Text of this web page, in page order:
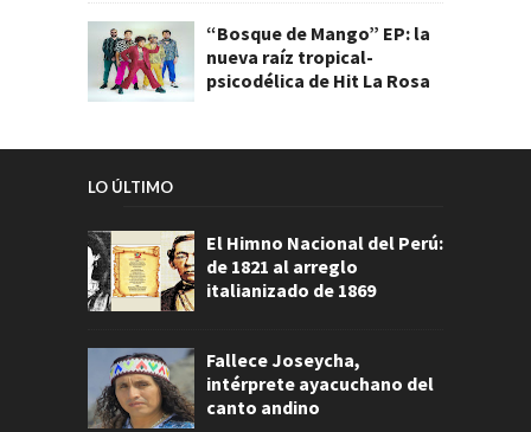
“Bosque de Mango” EP: la
nueva raíz tropical-
psicodélica de Hit La Rosa
LO ÚLTIMO
El Himno Nacional del Perú:
de 1821 al arreglo
italianizado de 1869
Fallece Joseycha,
intérprete ayacuchano del
canto andino